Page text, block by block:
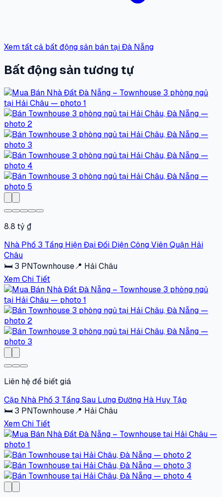
Xem tất cả bất động sản bán tại Đà Nẵng
Bất động sản tương tự
8.8 tỷ ₫
Nhà Phố 3 Tầng Hiện Đại Đối Diện Công Viên Quận Hải
Châu
🛏 3 PNTownhouse📍 Hải Châu
Xem Chi Tiết
Liên hệ để biết giá
Cặp Nhà Phố 3 Tầng Sau Lưng Đường Hà Huy Tập
🛏 3 PNTownhouse📍 Hải Châu
Xem Chi Tiết